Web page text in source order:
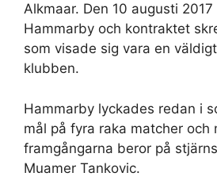
Alkmaar. Den 10 augusti
Hammarby och kontraktet
som visade sig vara en
klubben.
Hammarby lyckades redan i
mål på fyra raka matcher och
framgångarna beror på
Muamer Tankovic.